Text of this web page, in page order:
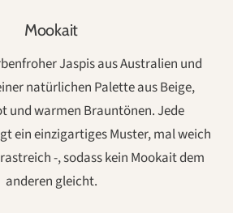
Mookait
Jaspis aus Australien und
natürlichen Palette aus Beige,
und warmen Brauntönen. Jede
ein einzigartiges Muster, mal weich
-, sodass kein Mookait dem
anderen gleicht.